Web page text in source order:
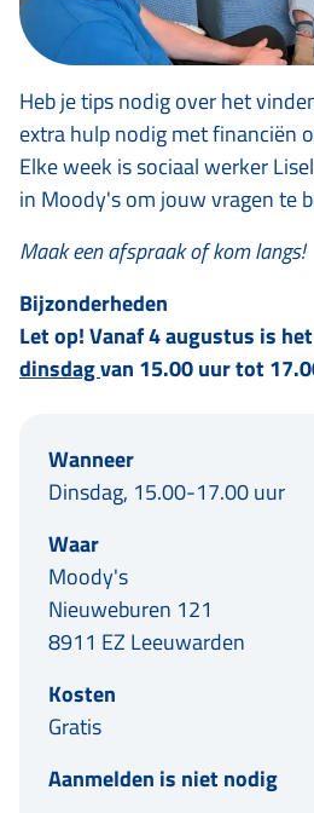
Heb je tips nodig over het
extra hulp nodig met financiën
Elke week is sociaal werker
in Moody's om jouw vragen te
Maak een afspraak of kom langs!
Bijzonderheden
Let op! Vanaf 4 augustus is
dinsdagvan 15.00 uur tot
Wanneer
Dinsdag, 15.00-17.00 uur
Waar
Moody's
Nieuweburen 121
8911 EZ Leeuwarden
Kosten
Gratis
Aanmelden is niet nodig